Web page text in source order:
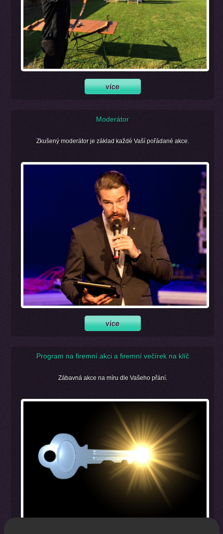
Moderátor
Zkušený moderátor je základ každé Vaší pořádané akce.
Program na firemní akci a firemní večírek na klíč
Zábavná akce na míru dle Vašeho přání.